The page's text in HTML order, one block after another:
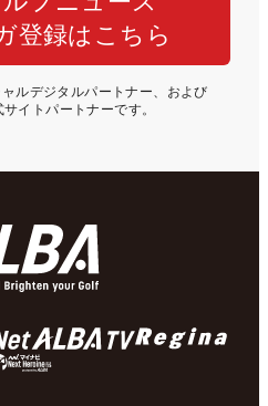
登録はこちら
ルデジタルパートナー、および
イトパートナーです。